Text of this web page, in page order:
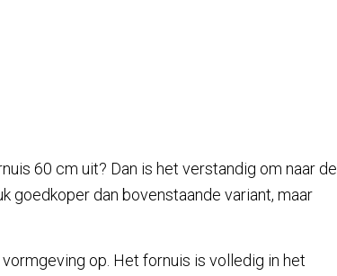
60 cm uit? Dan is het verstandig om naar de
goedkoper dan bovenstaande variant, maar
op. Het fornuis is volledig in het